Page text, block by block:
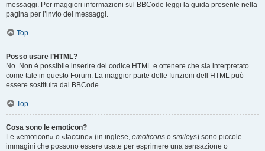
messaggi. Per maggiori informazioni sul BBCode leggi la guida presente nella
pagina per l’invio dei messaggi.
Top
Posso usare l’HTML?
No. Non è possibile inserire del codice HTML e ottenere che sia interpretato
come tale in questo Forum. La maggior parte delle funzioni dell’HTML può
essere sostituita dal BBCode.
Top
Cosa sono le emoticon?
Le «emoticon» o «faccine» (in inglese, emoticons o smileys) sono piccole
immagini che possono essere usate per esprimere una sensazione o